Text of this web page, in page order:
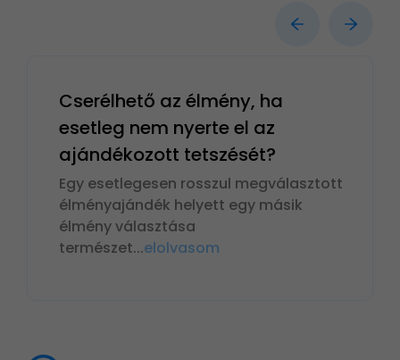
Cserélhető az élmény, ha
esetleg nem nyerte el az
ajándékozott tetszését?
Egy esetlegesen rosszul megválasztott
élményajándék helyett egy másik
élmény választása
természet...elolvasom